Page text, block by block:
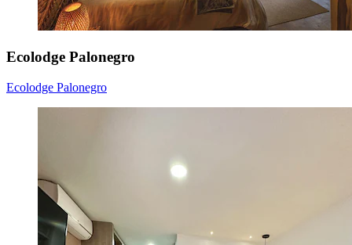
Ecolodge Palonegro
Ecolodge Palonegro